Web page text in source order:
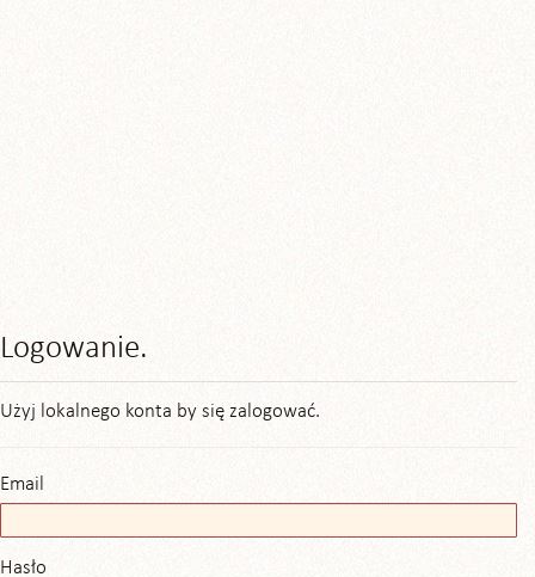
Logowanie.
Użyj lokalnego konta by się zalogować.
Email
Hasło